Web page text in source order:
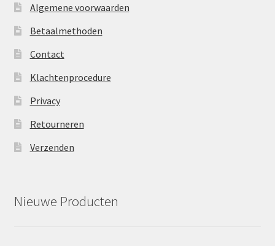
Algemene voorwaarden
Betaalmethoden
Contact
Klachtenprocedure
Privacy
Retourneren
Verzenden
Nieuwe Producten